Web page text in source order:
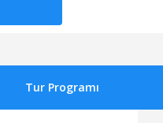
Satın Al
Tur Programı